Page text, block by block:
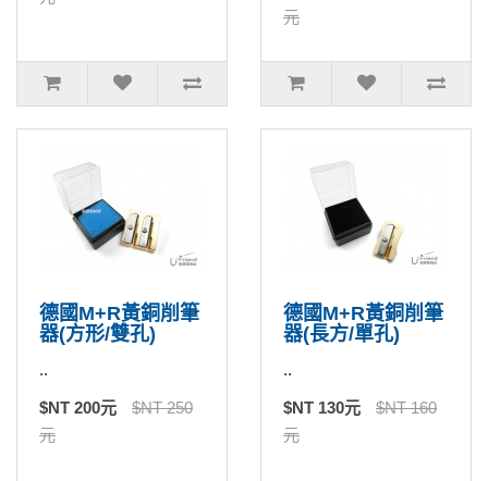
元
德國M+R黃銅削筆
器(方形/雙孔)
..
$NT 200元
$NT 250
元
德國M+R黃銅削筆
器(長方/單孔)
..
$NT 130元
$NT 160
元